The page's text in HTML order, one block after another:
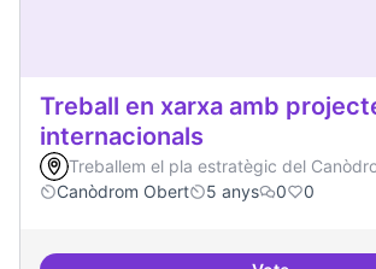
Treball en xarxa amb
internacionals
Treballem el pla estratègic del
Canòdrom Obert
5 anys 0 0